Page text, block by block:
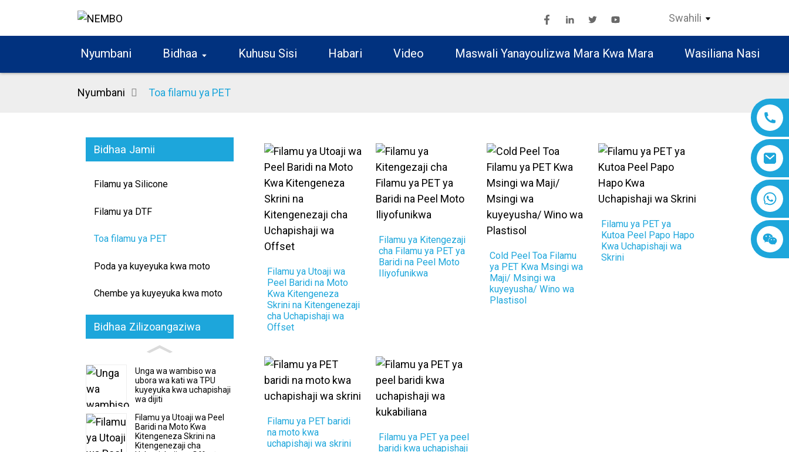
Swahili
Nyumbani Bidhaa Kuhusu Sisi Habari Video Maswali Yanayoulizwa Mara Kwa Mara Wasiliana Nasi
Nyumbani Toa filamu ya PET
Bidhaa Jamii
Filamu ya Silicone
Filamu ya DTF
Toa filamu ya PET
Poda ya kuyeyuka kwa moto
Chembe ya kuyeyuka kwa moto
Bidhaa Zilizoangaziwa
Unga wa wambiso wa
ubora wa kati wa TPU
kuyeyuka kwa uchapishaji
wa dijiti
Filamu ya Utoaji wa Peel
Baridi na Moto Kwa
Kitengeneza Skrini na
Kitengenezaji cha
Filamu ya Utoaji wa
Peel Baridi na Moto
Kwa Kitengeneza
Skrini na Kitengenezaji
cha Uchapishaji wa
Offset
Filamu ya Kitengezaji
cha Filamu ya PET ya
Baridi na Peel Moto
Iliyofunikwa
Cold Peel Toa Filamu
ya PET Kwa Msingi wa
Maji/ Msingi wa
kuyeyusha/ Wino wa
Plastisol
Filamu ya PET ya
Kutoa Peel Papo Hapo
Kwa Uchapishaji wa
Skrini
Filamu ya PET baridi
na moto kwa
uchapishaji wa skrini
Filamu ya PET ya peel
baridi kwa uchapishaji